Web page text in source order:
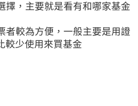
擇，主要就是看有和哪家基金
者較為方便，一般主要是用證
較少使用來買基金